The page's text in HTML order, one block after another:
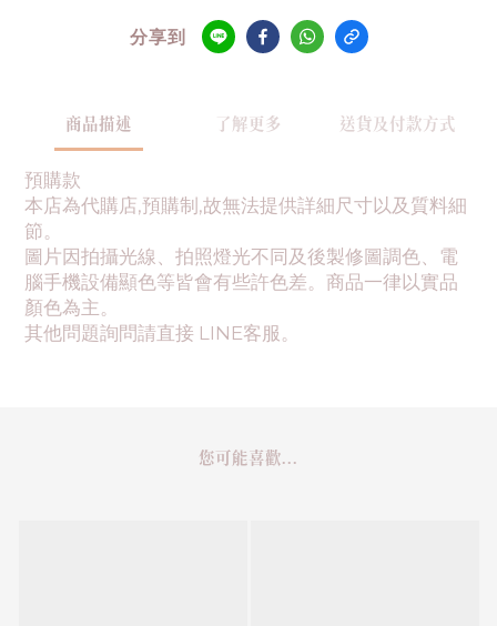
分享到
商品描述 了解更多 送貨及付款方式
預購款
本店為代購店,預購制,故無法提供詳細尺寸以及質料細
節。
圖片因拍攝光線、拍照燈光不同及後製修圖調色、電
腦手機設備顯色等皆會有些許色差。商品一律以實品
顏色為主。
其他問題詢問請直接 LINE客服。
您可能喜歡...